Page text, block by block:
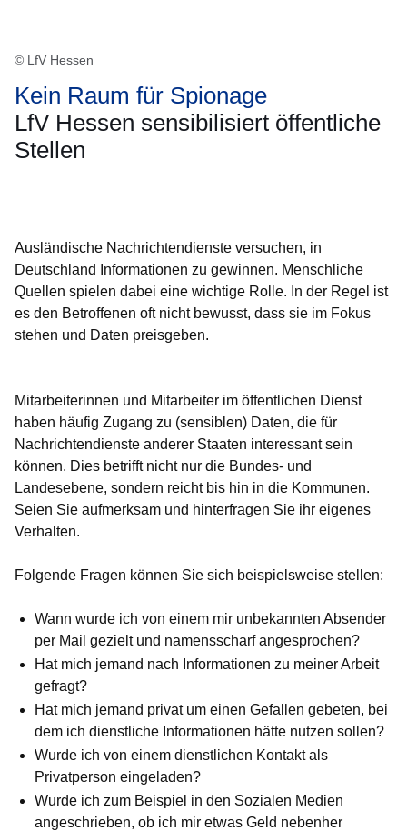
© LfV Hessen
Kein Raum für Spionage
LfV Hessen sensibilisiert öffentliche
Stellen
Ausländische Nachrichtendienste versuchen, in
Deutschland Informationen zu gewinnen. Menschliche
Quellen spielen dabei eine wichtige Rolle. In der Regel ist
es den Betroffenen oft nicht bewusst, dass sie im Fokus
stehen und Daten preisgeben.
Mitarbeiterinnen und Mitarbeiter im öffentlichen Dienst
haben häufig Zugang zu (sensiblen) Daten, die für
Nachrichtendienste anderer Staaten interessant sein
können. Dies betrifft nicht nur die Bundes- und
Landesebene, sondern reicht bis hin in die Kommunen.
Seien Sie aufmerksam und hinterfragen Sie ihr eigenes
Verhalten.
Folgende Fragen können Sie sich beispielsweise stellen:
Wann wurde ich von einem mir unbekannten Absender
per Mail gezielt und namensscharf angesprochen?
Hat mich jemand nach Informationen zu meiner Arbeit
gefragt?
Hat mich jemand privat um einen Gefallen gebeten, bei
dem ich dienstliche Informationen hätte nutzen sollen?
Wurde ich von einem dienstlichen Kontakt als
Privatperson eingeladen?
Wurde ich zum Beispiel in den Sozialen Medien
angeschrieben, ob ich mir etwas Geld nebenher